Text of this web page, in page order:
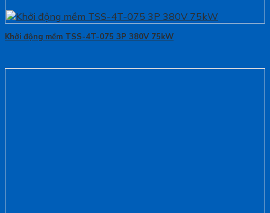
Khởi động mềm TSS-4T-075 3P 380V 75kW